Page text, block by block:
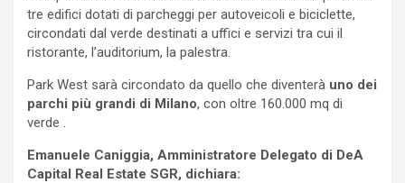
tre edifici dotati di parcheggi per autoveicoli e biciclette,
circondati dal verde destinati a uffici e servizi tra cui il
ristorante, l’auditorium, la palestra.
Park West sarà circondato da quello che diventerà uno dei
parchi più grandi di Milano, con oltre 160.000 mq di
verde .
Emanuele Caniggia, Amministratore Delegato di DeA
Capital Real Estate SGR, dichiara: